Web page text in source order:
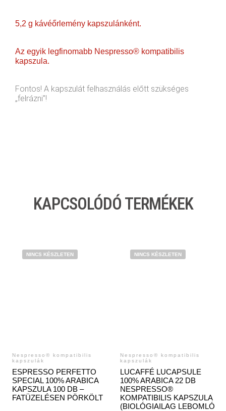
5,2 g kávéőrlemény kapszulánként.
Az egyik legfinomabb Nespresso® kompatibilis
kapszula.
Fontos! A kapszulát felhasználás előtt szükséges
„felrázni”!
KAPCSOLÓDÓ TERMÉKEK
NINCS KÉSZLETEN
Nespresso® kompatibilis
kapszulák
ESPRESSO PERFETTO
SPECIAL 100% ARABICA
KAPSZULA 100 DB –
FATÜZELÉSEN PÖRKÖLT
NINCS KÉSZLETEN
Nespresso® kompatibilis
kapszulák
LUCAFFÉ LUCAPSULE
100% ARABICA 22 DB
NESPRESSO®
KOMPATIBILIS KAPSZULA
(BIOLÓGIAILAG LEBOMLÓ